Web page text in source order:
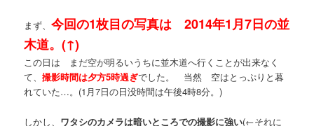
まず、今回の1枚目の写真は 2014年1月7日の並
木道。(↑)
この日は まだ空が明るいうちに並木道へ行くことが出来なく
て、撮影時間は夕方5時過ぎでした。 当然 空はとっぷりと暮
れていた…。(1月7日の日没時間は午後4時8分。)
しかし、 ワタシのカメラは暗いところでの撮影に強い(←それに